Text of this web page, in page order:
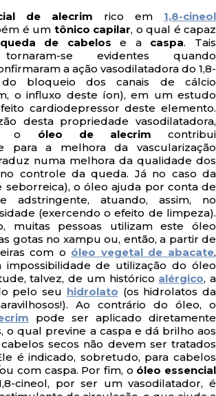
de alecrim rico em 1,8-cineol
é um tônico capilar, o qual é capaz
queda de cabelos e a caspa. Tais
se evidentes quando
a ação vasodilatadora do 1,8-
do bloqueio dos canais de cálcio
o influxo deste íon), em um estudo
cardiodepressor deste elemento.
desta propriedade vasodilatadora,
o óleo de alecrim contribui
para a melhora da vascularização
numa melhora da qualidade dos
controle da queda. Já no caso da
seborreica), o óleo ajuda por conta de
adstringente, atuando, assim, no
(exercendo o efeito de limpeza).
muitas pessoas utilizam este óleo
gotas no xampu ou, então, a partir de
com o óleo vegetal de abacate,
de utilização do óleo
talvez, de um histórico alérgico, a
pelo seu hidrolato (os hidrolatos da
Ao contrário do óleo, o
pode ser aplicado diretamente
o qual previne a caspa e dá brilho aos
secos não devem ser tratados
é indicado, sobretudo, para cabelos
com caspa. Por fim, o óleo essencial
cineol, por ser um vasodilatador, é